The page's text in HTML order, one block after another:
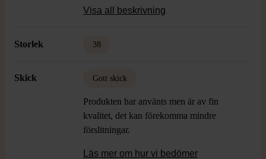
matcha till både vardag och fest.
Visa all beskrivning
Storlek 38
Skick Gott skick
Produkten har använts men är av fin
kvalitet, det kan förekomma mindre
förslitningar.
Läs mer om hur vi bedömer